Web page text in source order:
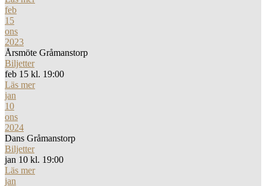
feb
15
ons
2023
Årsmöte Gråmanstorp
Biljetter
feb 15 kl. 19:00
Läs mer
jan
10
ons
2024
Dans Gråmanstorp
Biljetter
jan 10 kl. 19:00
Läs mer
jan